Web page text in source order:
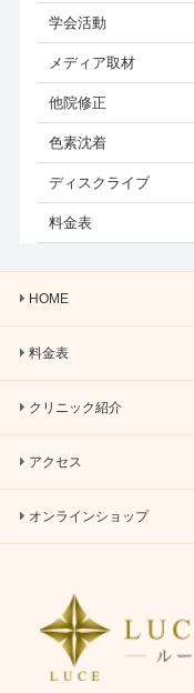
学会活動
メディア取材
他院修正
色素沈着
ディスクライブ
料金表
HOME
料金表
クリニック紹介
アクセス
オンラインショップ